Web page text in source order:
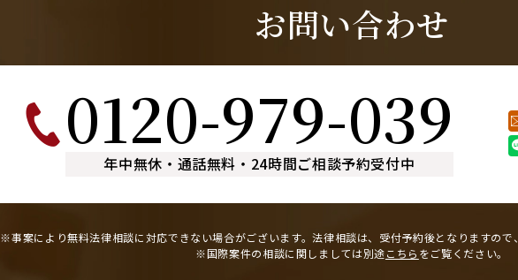
お問い合わせ
0120-979-039
年中無休 ・ 通話無料 ・ 24時間ご相談予約受付中
※事案により無料法律相談に対応できない場合がございます。法律相談は、受付予約後となりますので、
※国際案件の相談に関しましては別途こちら をご覧ください。